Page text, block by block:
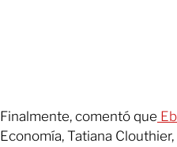
Finalmente, comentó que
Economía, Tatiana